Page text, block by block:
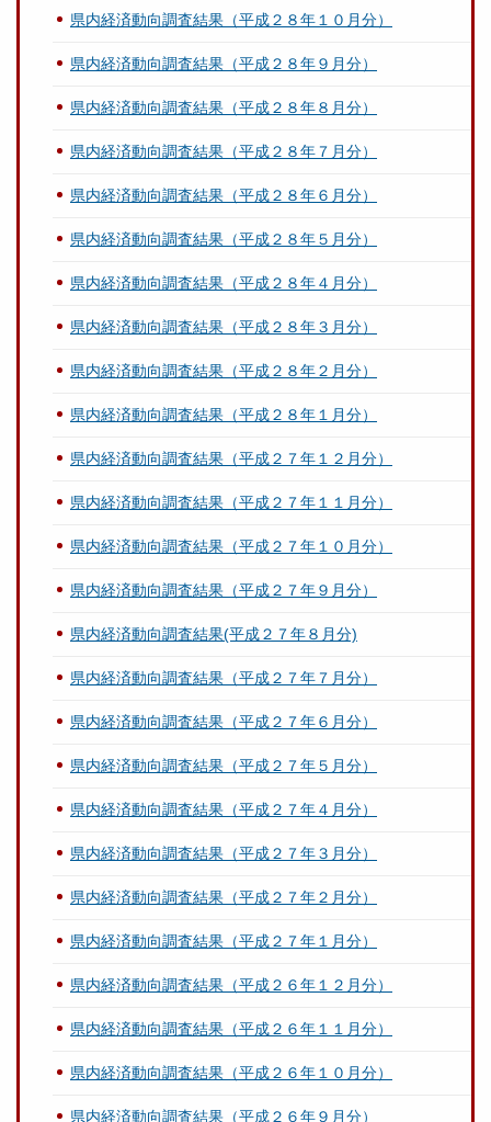
県内経済動向調査結果（平成２８年１０月分）
県内経済動向調査結果（平成２８年９月分）
県内経済動向調査結果（平成２８年８月分）
県内経済動向調査結果（平成２８年７月分）
県内経済動向調査結果（平成２８年６月分）
県内経済動向調査結果（平成２８年５月分）
県内経済動向調査結果（平成２８年４月分）
県内経済動向調査結果（平成２８年３月分）
県内経済動向調査結果（平成２８年２月分）
県内経済動向調査結果（平成２８年１月分）
県内経済動向調査結果（平成２７年１２月分）
県内経済動向調査結果（平成２７年１１月分）
県内経済動向調査結果（平成２７年１０月分）
県内経済動向調査結果（平成２７年９月分）
県内経済動向調査結果(平成２７年８月分)
県内経済動向調査結果（平成２７年７月分）
県内経済動向調査結果（平成２７年６月分）
県内経済動向調査結果（平成２７年５月分）
県内経済動向調査結果（平成２７年４月分）
県内経済動向調査結果（平成２７年３月分）
県内経済動向調査結果（平成２７年２月分）
県内経済動向調査結果（平成２７年１月分）
県内経済動向調査結果（平成２６年１２月分）
県内経済動向調査結果（平成２６年１１月分）
県内経済動向調査結果（平成２６年１０月分）
県内経済動向調査結果（平成２６年９月分）